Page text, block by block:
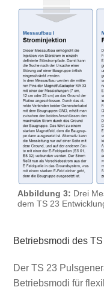
Abbildung 3: Drei
dem TS 23
Betriebsmodi des
Der TS 23
Betriebsmodi für